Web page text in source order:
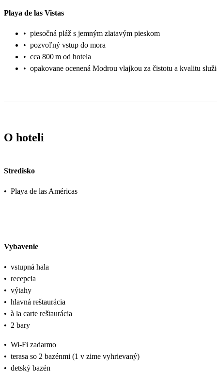
Playa de las Vistas
• piesočná pláž s jemným zlatavým pieskom
• pozvoľný vstup do mora
• cca 800 m od hotela
• opakovane ocenená Modrou vlajkou za čistotu a kvalitu
O hoteli
Stredisko
• Playa de las Américas
Vybavenie
• vstupná hala
• recepcia
• výtahy
• hlavná reštaurácia
• à la carte reštaurácia
• 2 bary
• Wi-Fi zadarmo
• terasa so 2 bazénmi (1 v zime vyhrievaný)
• detský bazén